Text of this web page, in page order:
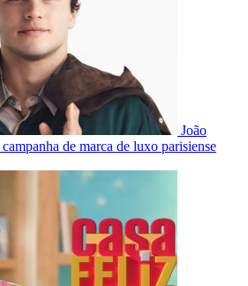
João
de marca de luxo parisiense